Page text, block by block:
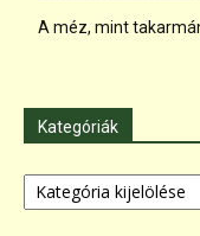
A méz, mint
Kategóriák
Kategóriák